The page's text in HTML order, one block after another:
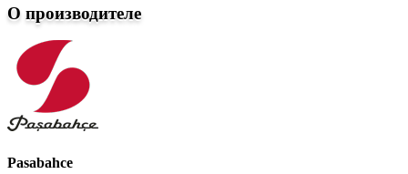
О производителе
Pasabahce